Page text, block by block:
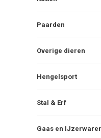
Paarden
Overige dieren
Hengelsport
Stal & Erf
Gaas en